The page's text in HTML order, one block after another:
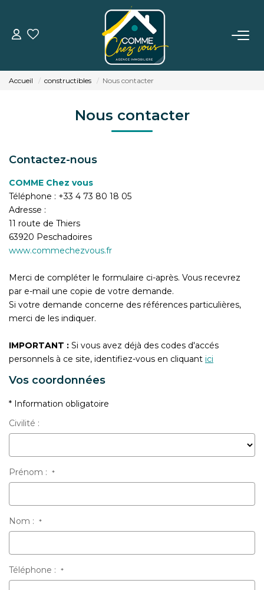
VENTE
ESTIMATION
BIENS VENDUS
L'AGENCE
TÉMOIGNAGES
CONTACT
Accueil constructibles Nous contacter
Nous contacter
Contactez-nous
COMME Chez vous
Téléphone : +33 4 73 80 18 05
Adresse :
11 route de Thiers
63920 Peschadoires
www.commechezvous.fr
Merci de compléter le formulaire ci-après. Vous recevrez
par e-mail une copie de votre demande.
Si votre demande concerne des références particulières,
merci de les indiquer.
IMPORTANT : Si vous avez déjà des codes d'accés
personnels à ce site, identifiez-vous en cliquant ici
Vos coordonnées
* Information obligatoire
Civilité :
Prénom : *
Nom : *
Téléphone : *